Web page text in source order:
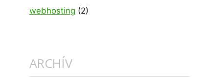
webhosting (2)
ARCHÍV